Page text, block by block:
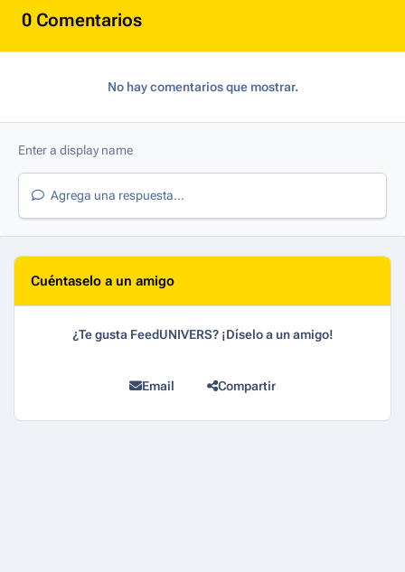
0 Comentarios
No hay comentarios que mostrar.
Agrega una respuesta...
Cuéntaselo a un amigo
¿Te gusta FeedUNIVERS? ¡Díselo a un amigo!
Email Compartir